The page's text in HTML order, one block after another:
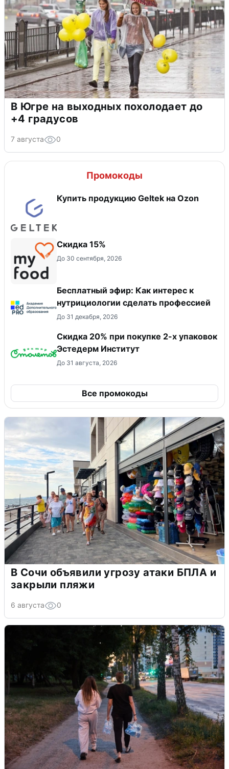
В Югре на выходных похолодает до
+4 градусов
7 августа 0
Промокоды
Купить продукцию Geltek на Ozon
Скидка 15%
До 30 сентября, 2026
Бесплатный эфир: Как интерес к
нутрициологии сделать профессией
До 31 декабря, 2026
Скидка 20% при покупке 2-х упаковок
Эстедерм Институт
До 31 августа, 2026
Все промокоды
В Сочи объявили угрозу атаки БПЛА и
закрыли пляжи
6 августа 0